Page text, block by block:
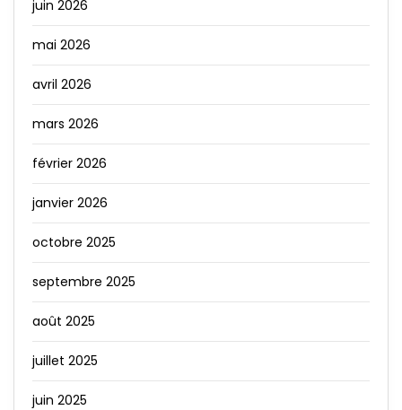
juin 2026
mai 2026
avril 2026
mars 2026
février 2026
janvier 2026
octobre 2025
septembre 2025
août 2025
juillet 2025
juin 2025